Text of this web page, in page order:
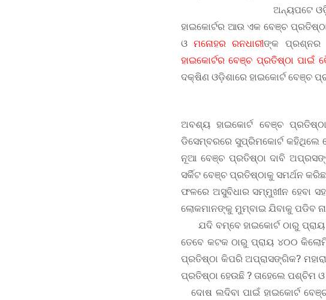
ଅନ୍ୟପଟେ ଓଡ଼ିଶାର ୩୦ଟି
ହାଇକୋର୍ଟର ଆଉ ଏକ ବେଞ୍ଚ
ଓମନୋହର ରନଧାରୀଙ୍କ ପ୍ରଶ୍ନର
ହାଇକୋର୍ଟର ବେଞ୍ଚ ପ୍ରତିଷ୍ଠା ପାଇଁ
ଦକ୍ଷିଣ ଓଡ଼ିଶାରେ ହାଇକୋର୍ଟ ବେଞ୍ଚ
ଅବଶ୍ୟ ହାଇକୋର୍ଟ ବେଞ୍ଚ
ଡିସେମ୍ବରରେ ସୁପ୍ରିମକୋର୍ଟ କହିଥିଲେ
ନୂଆ ବେଞ୍ଚ ପ୍ରତିଷ୍ଠା ଦାବି
ସର୍କିଟ ବେଞ୍ଚ ପ୍ରତିଷ୍ଠାକୁ ସମର୍ଥନ
ଫଳରେ ଅସୁବିଧାର ସମ୍ମୁଖୀନ ହେବା
ଲୋକମାନଙ୍କୁ ମୁମ୍ବାଇ ଯିବାକୁ ପଡିବ
ଯଦି ବମ୍ବେ ହାଇକୋର୍ଟ ଠାରୁ ପ୍ରାୟ
ତେବେ କଟକ ଠାରୁ ପ୍ରାୟ ୪୦୦
ପ୍ରତିଷ୍ଠା କିପରି ଅପ୍ରାସଙ୍ଗିକ?
ପ୍ରତିଷ୍ଠା ହେଉଛି ? ତାହେଲେ ପଶ୍ଚିମ
ଦୋଷ ଲଦିବା ପାଇଁ ହାଇକୋର୍ଟ